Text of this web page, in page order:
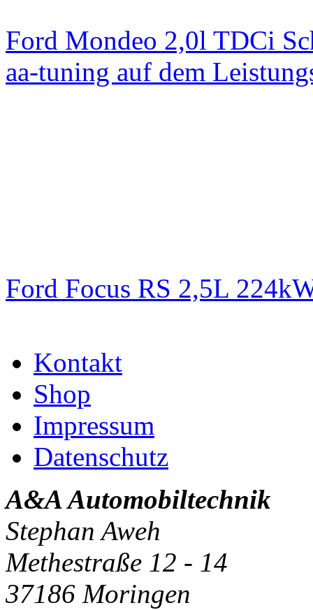
Ford Mondeo 2,0l TDCi
aa-tuning auf dem
Ford Focus RS 2,5L
Kontakt
Shop
Impressum
Datenschutz
A&A Automobiltechnik
Stephan Aweh
Methestraße 12 - 14
37186 Moringen